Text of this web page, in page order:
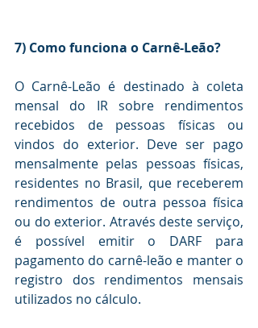
7) Como funciona o Carnê-Leão?
O Carnê-Leão é destinado à coleta
mensal do IR sobre rendimentos
recebidos de pessoas físicas ou
vindos do exterior. Deve ser pago
mensalmente pelas pessoas físicas,
residentes no Brasil, que receberem
rendimentos de outra pessoa física
ou do exterior. Através deste serviço,
é possível emitir o DARF para
pagamento do carnê-leão e manter o
registro dos rendimentos mensais
utilizados no cálculo.